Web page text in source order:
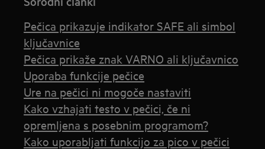
Pečica prikazuje indikator SAFE ali simbol
ključavnice
Pečica prikaže znak VARNO ali ključavnico
Uporaba funkcije pečice
Ure na pečici ni mogoče nastaviti
Kako vzhajati testo v pečici, če ni
opremljena s posebnim programom?
Kako uporabljati funkcijo za pico v pečici